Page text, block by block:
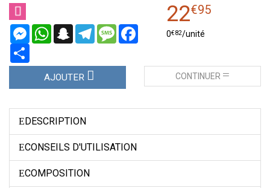
MessengerWhatsAppSnapchatTelegramMessageFacebook
22€95
0€82/unité
AJOUTER CONTINUER
DESCRIPTION
CONSEILS D'UTILISATION
COMPOSITION